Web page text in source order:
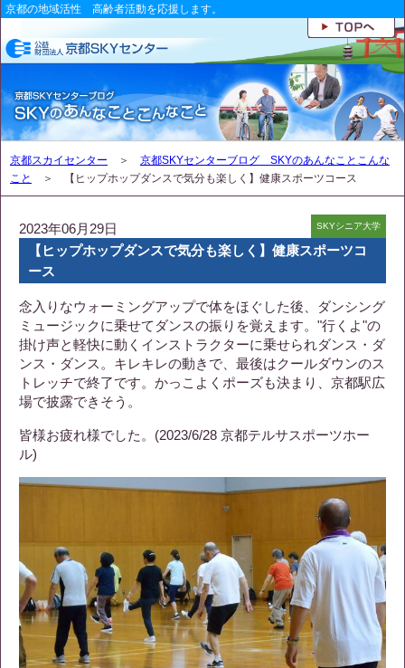
京都の地域活性 高齢者活動を応援します。
京都スカイセンター ＞ 京都SKYセンターブログ SKYのあんなことこんな
こと
＞ 【ヒップホップダンスで気分も楽しく】健康スポーツコース
2023年06月29日 SKYシニア大学
【ヒップホップダンスで気分も楽しく】健康スポーツコ
ース
念入りなウォーミングアップで体をほぐした後、ダンシング
ミュージックに乗せてダンスの振りを覚えます。"行くよ"の
掛け声と軽快に動くインストラクターに乗せられダンス・ダ
ンス・ダンス。キレキレの動きで、最後はクールダウンのス
トレッチで終了です。かっこよくポーズも決まり、京都駅広
場で披露できそう。
皆様お疲れ様でした。(2023/6/28 京都テルサスポーツホー
ル)